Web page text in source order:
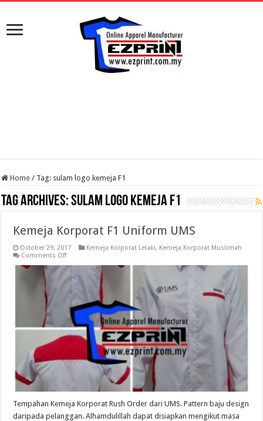
Home / Tag: sulam logo kemeja F1
Tag Archives:sulam logo kemeja F1
Kemeja Korporat F1 Uniform UMS
October 29, 2017 Kemeja Korporat Lelaki, Kemeja Korporat Muslimah
Comments Offon
Korporat
F1
UMS
Tempahan Kemeja Korporat Rush Order dari UMS. Pattern baju design
daripada pelanggan. Alhamdulillah dapat disiapkan mengikut masa